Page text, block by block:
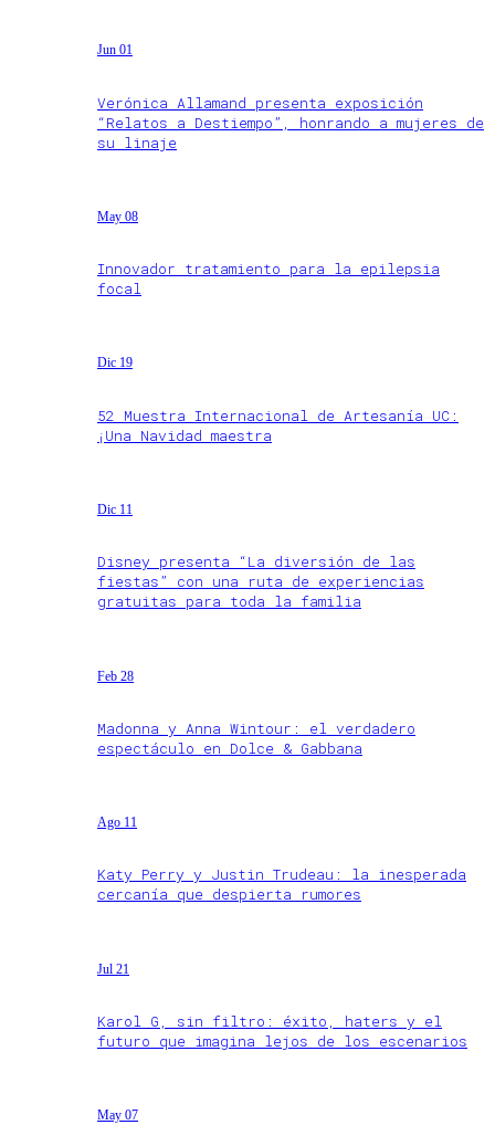
Jun 01
Verónica Allamand presenta exposición
“Relatos a Destiempo”, honrando a mujeres de
su linaje
May 08
Innovador tratamiento para la epilepsia
focal
Dic 19
52 Muestra Internacional de Artesanía UC:
¡Una Navidad maestra
Dic 11
Disney presenta “La diversión de las
fiestas” con una ruta de experiencias
gratuitas para toda la familia
Feb 28
Madonna y Anna Wintour: el verdadero
espectáculo en Dolce & Gabbana
Ago 11
Katy Perry y Justin Trudeau: la inesperada
cercanía que despierta rumores
Jul 21
Karol G, sin filtro: éxito, haters y el
futuro que imagina lejos de los escenarios
May 07